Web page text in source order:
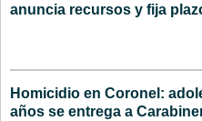
anuncia recursos y fija
Homicidio en Coronel:
años se entrega a